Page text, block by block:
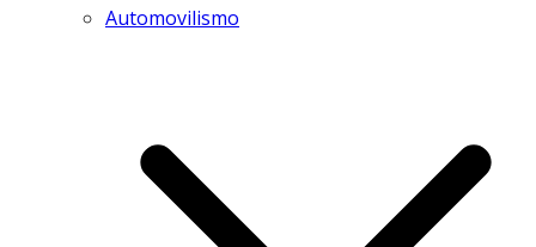
Automovilismo